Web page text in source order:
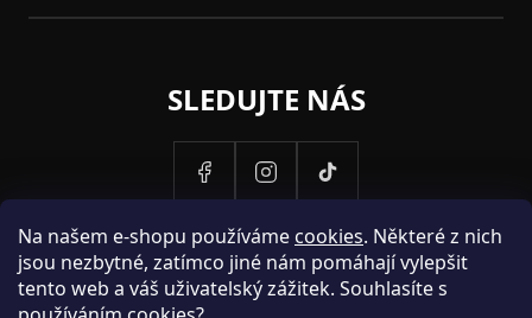
Na našem e-shopu používáme cookies. Některé z nich
jsou nezbytné, zatímco jiné nám pomáhají vylepšit
tento web a váš uživatelský zážitek. Souhlasíte s
SLEDUJTE NÁS